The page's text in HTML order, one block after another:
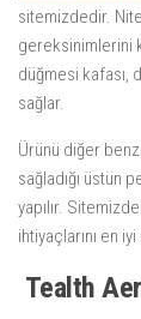
sitemizdedir.
gereksinimlerini
düğmesi kafası,
sağlar.
Ürünü diğer
sağladığı üstün
yapılır.
ihtiyaçlarını en
Tealth